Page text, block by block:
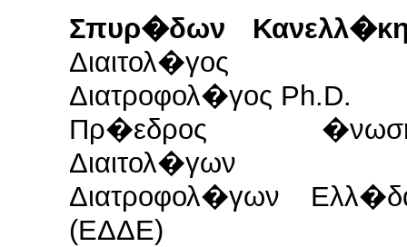
Σπυρ�δων
Διαιτολ�γος
Διατροφολ�γος Ph.D.
Πρ�εδρος
Διαιτολ�γων
Διατροφολ�γων
(ΕΔΔΕ)